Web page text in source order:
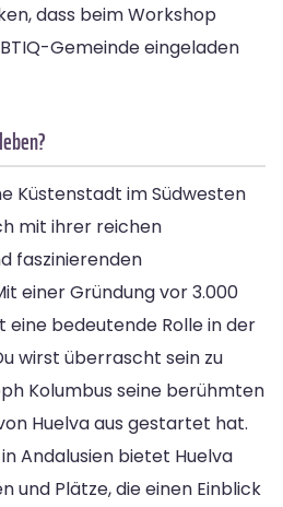
dass beim Workshop
Gemeinde eingeladen
Küstenstadt im Südwesten
mit ihrer reichen
faszinierenden
einer Gründung vor 3.000
eine bedeutende Rolle in der
wirst überrascht sein zu
Kolumbus seine berühmten
Huelva aus gestartet hat.
Andalusien bietet Huelva
und Plätze, die einen Einblick